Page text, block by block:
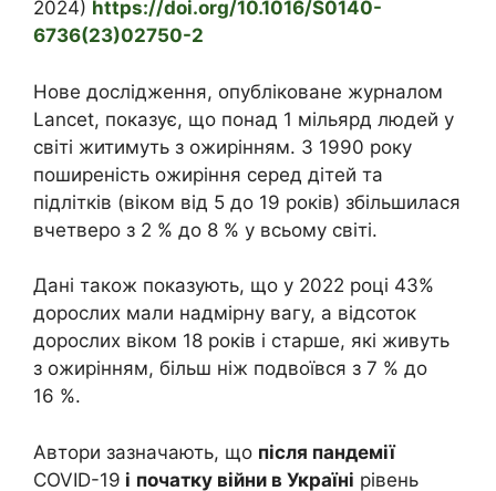
2024) https://doi.org/10.1016/S0140-
6736(23)02750-2
Нове дослідження, опубліковане журналом
Lancet, показує, що понад 1 мільярд людей у
світі житимуть з ожирінням. З 1990 року
поширеність ожиріння серед дітей та
підлітків (віком від 5 до 19 років) збільшилася
вчетверо з 2 % до 8 % у всьому світі.
Дані також показують, що у 2022 році 43%
дорослих мали надмірну вагу, а відсоток
дорослих віком 18 років і старше, які живуть
з ожирінням, більш ніж подвоївся з 7 % до
16 %.
Автори зазначають, що після пандемії
COVID-19 і початку війни в Україні рівень